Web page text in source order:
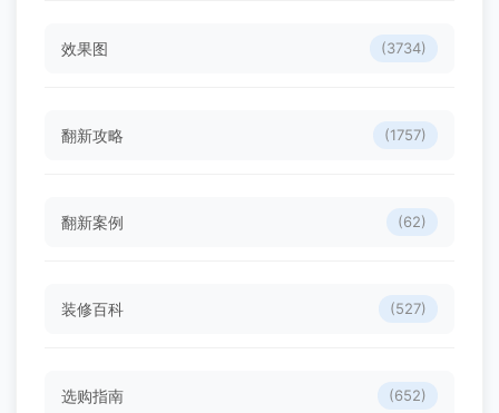
效果图 (3734)
翻新攻略 (1757)
翻新案例 (62)
装修百科 (527)
选购指南 (652)